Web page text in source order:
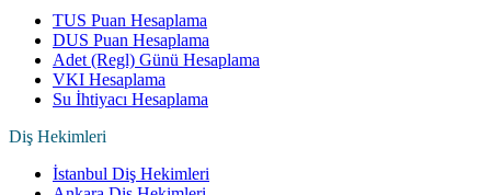
TUS Puan Hesaplama
DUS Puan Hesaplama
Adet (Regl) Günü Hesaplama
VKI Hesaplama
Su İhtiyacı Hesaplama
Diş Hekimleri
İstanbul Diş Hekimleri